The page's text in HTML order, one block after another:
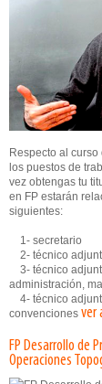
Respecto al curso
los puestos de
vez obtengas tu
en FP estarán
siguientes:
1- secretario
2- técnico
3- técnico
administración,
4- técnico
convenciones ver
FP Desarrollo de
Operaciones